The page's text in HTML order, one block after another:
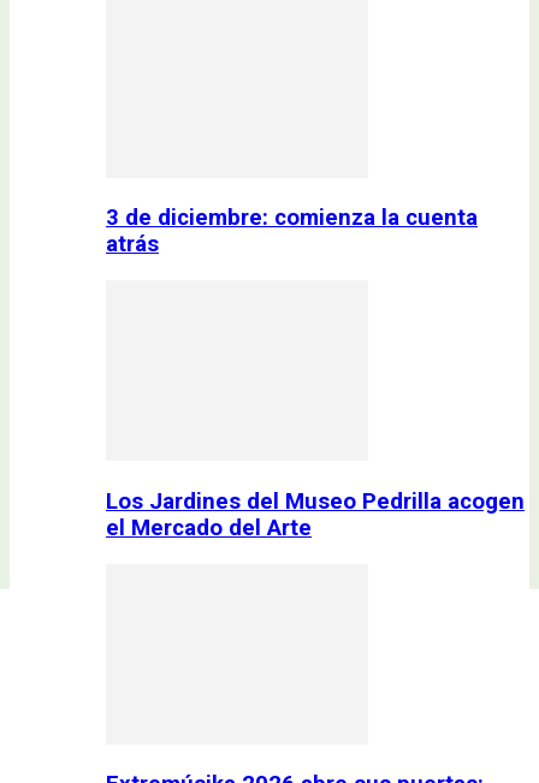
3 de diciembre: comienza la cuenta
atrás
Los Jardines del Museo Pedrilla acogen
el Mercado del Arte